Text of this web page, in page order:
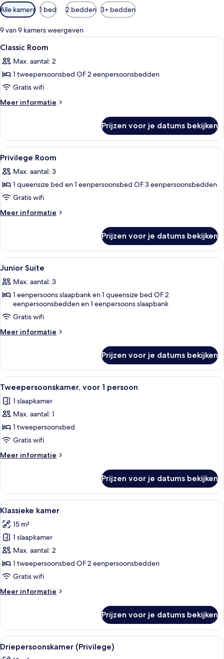
Beschikbare
filters
voor
kamers
Alle kamers 1 bed 2 bedden 3+ bedden
9 van 9 kamers weergeven
Alle
foto's
voor
Classic
Room
laden
Een moderne hotelkamer met een
16
Classic Room
Max. aantal: 2
1 tweepersoonsbed OF 2 eenpersoonsbedden
Gratis wifi
Meer informatie
Meer
Room
Prijzen voor je datums bekijken
Alle
foto's
voor
Privilege
Room
laden
Een moderne hotelkamer met een
4
Privilege Room
Max. aantal: 3
1 queensize bed en 1 eenpersoonsbed OF 3 eenpersoonsbedden
Gratis wifi
Meer informatie
Meer
Room
Prijzen voor je datums bekijken
Alle
foto's
voor
Junior
Suite
laden
Luxe beddengoed, een kluis op de
17
Junior Suite
Max. aantal: 3
1 eenpersoons slaapbank en 1 queensize bed OF 2
eenpersoonsbedden en 1 eenpersoons slaapbank
Gratis wifi
Meer informatie
Meer
Suite
Prijzen voor je datums bekijken
Alle
foto's
voor
Tweepersoonskamer,
voor
1
persoon
laden
Een moderne hotelkamer met een
15
Tweepersoonskamer, voor 1 persoon
1 slaapkamer
Max. aantal: 1
1 tweepersoonsbed
Gratis wifi
Meer informatie
Meer
voor
persoon
Prijzen voor je datums bekijken
Alle
foto's
voor
Klassieke
kamer
laden
Een moderne slaapkamer met een
17
Klassieke kamer
15 m²
1 slaapkamer
Max. aantal: 2
1 tweepersoonsbed OF 2 eenpersoonsbedden
Gratis wifi
Meer informatie
Meer
kamer
Prijzen voor je datums bekijken
Alle
foto's
Een moderne hotelkamer met een
9
Driepersoonskamer (Privilege)